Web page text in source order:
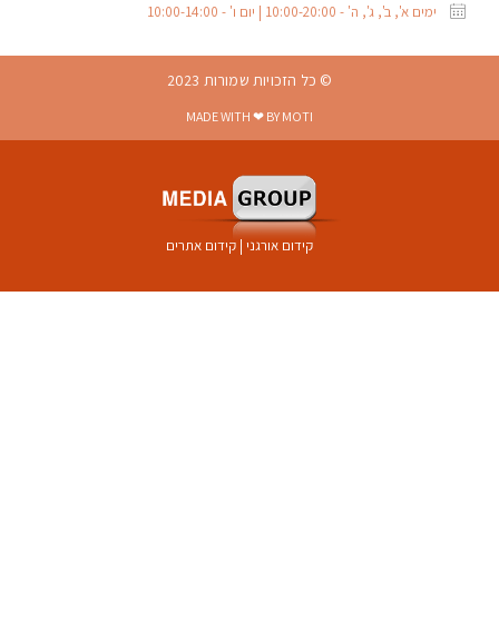
ימים א', ב', ג', ה' - 10:00-20:00 | יום ו' - 10:00-14:00
© כל הזכויות שמורות 2023
MADE WITH ❤ BY MOTI
קידום אורגני | קידום אתרים